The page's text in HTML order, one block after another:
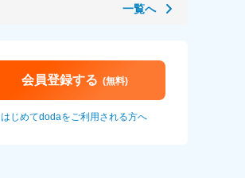
一覧へ
会員登録する (無料)
はじめてdodaをご利用される方へ